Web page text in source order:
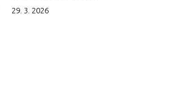
29. 3. 2026